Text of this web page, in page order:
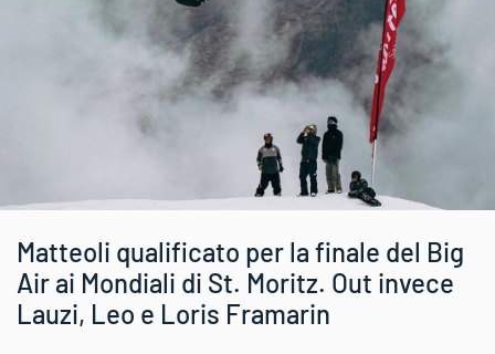
Matteoli qualificato per la finale del Big
Air ai Mondiali di St. Moritz. Out invece
Lauzi, Leo e Loris Framarin